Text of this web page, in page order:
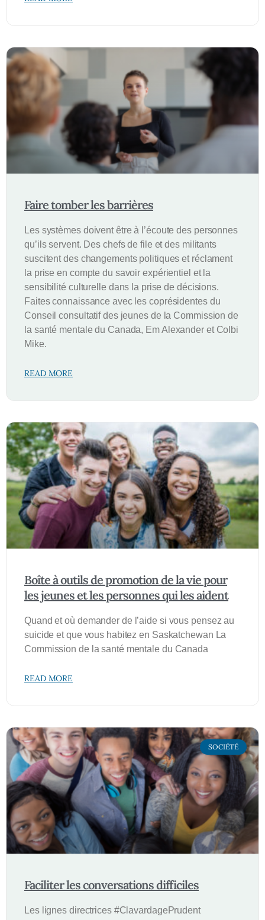
Faire tomber les barrières
Les systèmes doivent être à l’écoute des personnes
qu’ils servent. Des chefs de file et des militants
suscitent des changements politiques et réclament
la prise en compte du savoir expérientiel et la
sensibilité culturelle dans la prise de décisions.
Faites connaissance avec les coprésidentes du
Conseil consultatif des jeunes de la Commission de
la santé mentale du Canada, Em Alexander et Colbi
Mike.
READ MORE
Boîte à outils de promotion de la vie pour
les jeunes et les personnes qui les aident
Quand et où demander de l’aide si vous pensez au
suicide et que vous habitez en Saskatchewan La
Commission de la santé mentale du Canada
READ MORE
SOCIÉTÉ
Faciliter les conversations difficiles
Les lignes directrices #ClavardagePrudent